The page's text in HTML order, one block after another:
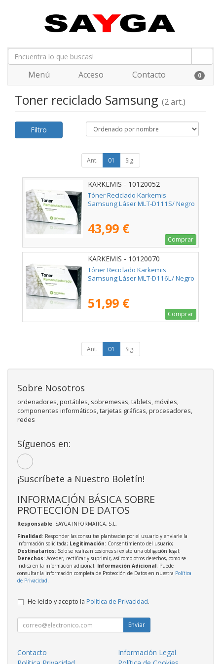
Menú Acceso Contacto 0
Toner reciclado Samsung (2 art.)
Filtro
Ant. 01 Sig.
KARKEMIS - 10120052
Tóner Reciclado Karkemis
Samsung Láser MLT-D111S/ Negro
43,99 €
Comprar
KARKEMIS - 10120070
Tóner Reciclado Karkemis
Samsung Láser MLT-D116L/ Negro
51,99 €
Comprar
Ant. 01 Sig.
Sobre Nosotros
ordenadores, portátiles, sobremesas, tablets, móviles,
componentes informáticos, tarjetas gráficas, procesadores,
redes
Síguenos en:
¡Suscríbete a Nuestro Boletín!
INFORMACIÓN BÁSICA SOBRE
PROTECCIÓN DE DATOS
Responsable: SAYGA INFORMATICA, S.L.
Finalidad: Responder las consultas planteadas por el usuario y enviarle la
información solicitada; Legitimación: Consentimiento del usuario;
Destinatarios: Solo se realizan cesiones si existe una obligación legal;
Derechos: Acceder, rectificar y suprimir, así como otros derechos, como se
indica en la información adicional; Información Adicional: Puede
consultar la información completa de Protección de Datos en nuestra Política
de Privacidad.
He leído y acepto la Política de Privacidad.
Enviar
Contacto
Información Legal